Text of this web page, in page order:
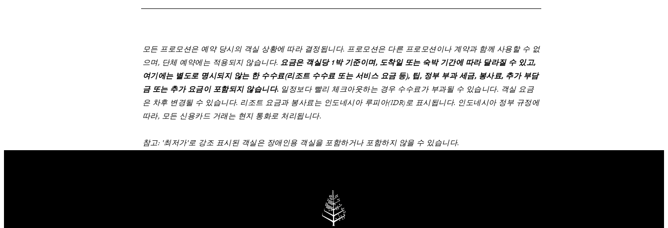
모든 프로모션은 예약 당시의 객실 상황에 따라 결정됩니다. 프로모션은 다른 프로모션이나 계약과 함께 사용할 수 없
으며, 단체 예약에는 적용되지 않습니다. 요금은 객실당 1박 기준이며, 도착일 또는 숙박 기간에 따라 달라질 수 있고,
여기에는 별도로 명시되지 않는 한 수수료(리조트 수수료 또는 서비스 요금 등), 팁, 정부 부과 세금, 봉사료, 추가 부담
금 또는 추가 요금이 포함되지 않습니다. 일정보다 빨리 체크아웃하는 경우 수수료가 부과될 수 있습니다. 객실 요금
은 차후 변경될 수 있습니다. 리조트 요금과 봉사료는 인도네시아 루피아(IDR)로 표시됩니다. 인도네시아 정부 규정에
따라, 모든 신용카드 거래는 현지 통화로 처리됩니다.
참고: '최저가'로 강조 표시된 객실은 장애인용 객실을 포함하거나 포함하지 않을 수 있습니다.